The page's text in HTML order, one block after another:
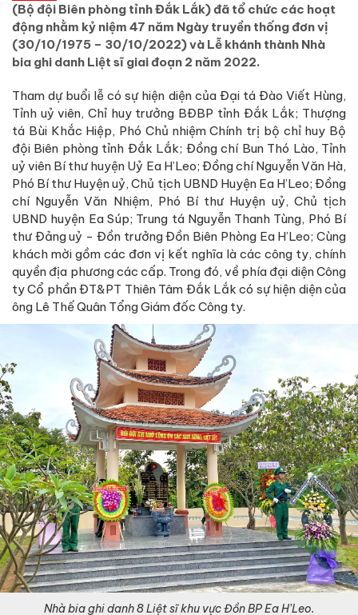
(Bộ đội Biên phòng tỉnh Đắk Lắk) đã tổ chức các hoạt
động nhằm kỷ niệm 47 năm Ngày truyền thống đơn vị
(30/10/1975 – 30/10/2022) và Lễ khánh thành Nhà
bia ghi danh Liệt sĩ giai đoạn 2 năm 2022.
Tham dự buổi lễ có sự hiện diện của Đại tá Đào Viết Hùng,
Tỉnh uỷ viên, Chỉ huy trưởng BĐBP tỉnh Đắk Lắk; Thượng
tá Bùi Khắc Hiệp, Phó Chủ nhiệm Chính trị bộ chỉ huy Bộ
đội Biên phòng tỉnh Đắk Lắk; Đồng chí Bun Thó Lào, Tỉnh
uỷ viên Bí thư huyện Uỷ Ea H’Leo; Đồng chí Nguyễn Văn Hà,
Phó Bí thư Huyện uỷ, Chủ tịch UBND Huyện Ea H’Leo; Đồng
chí Nguyễn Văn Nhiệm, Phó Bí thư Huyện uỷ, Chủ tịch
UBND huyện Ea Súp; Trung tá Nguyễn Thanh Tùng, Phó Bí
thư Đảng uỷ - Đồn trưởng Đồn Biên Phòng Ea H’Leo; Cùng
khách mời gồm các đơn vị kết nghĩa là các công ty, chính
quyền địa phương các cấp. Trong đó, về phía đại diện Công
ty Cổ phần ĐT&PT Thiên Tâm Đắk Lắk có sự hiện diện của
ông Lê Thế Quân Tổng Giám đốc Công ty.
Nhà bia ghi danh 8 Liệt sĩ khu vực Đồn BP Ea H’Leo.